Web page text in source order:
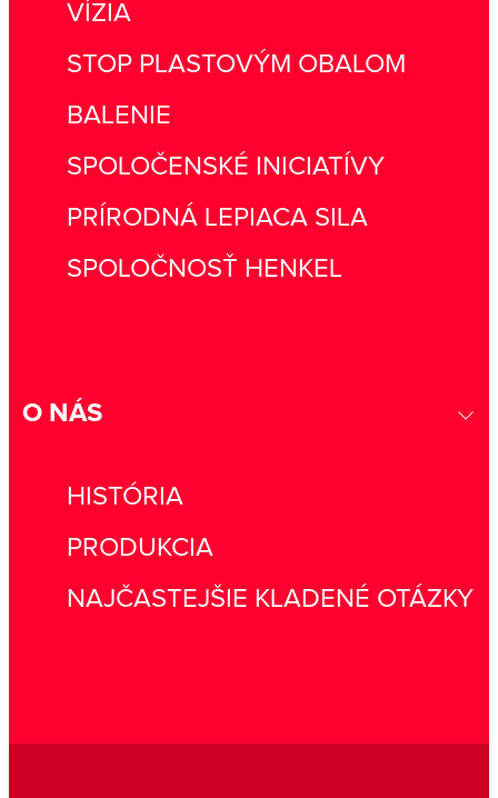
VÍZIA
STOP PLASTOVÝM OBALOM
BALENIE
SPOLOČENSKÉ INICIATÍVY
PRÍRODNÁ LEPIACA SILA
SPOLOČNOSŤ HENKEL
O NÁS
HISTÓRIA
PRODUKCIA
NAJČASTEJŠIE KLADENÉ OTÁZKY